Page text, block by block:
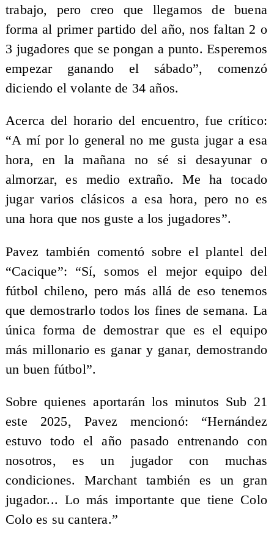
trabajo, pero creo que llegamos de buena
forma al primer partido del año, nos faltan 2 o
3 jugadores que se pongan a punto. Esperemos
empezar ganando el sábado”, comenzó
diciendo el volante de 34 años.
Acerca del horario del encuentro, fue crítico:
“A mí por lo general no me gusta jugar a esa
hora, en la mañana no sé si desayunar o
almorzar, es medio extraño. Me ha tocado
jugar varios clásicos a esa hora, pero no es
una hora que nos guste a los jugadores”.
Pavez también comentó sobre el plantel del
“Cacique”: “Sí, somos el mejor equipo del
fútbol chileno, pero más allá de eso tenemos
que demostrarlo todos los fines de semana. La
única forma de demostrar que es el equipo
más millonario es ganar y ganar, demostrando
un buen fútbol”.
Sobre quienes aportarán los minutos Sub 21
este 2025, Pavez mencionó: “Hernández
estuvo todo el año pasado entrenando con
nosotros, es un jugador con muchas
condiciones. Marchant también es un gran
jugador... Lo más importante que tiene Colo
Colo es su cantera.”